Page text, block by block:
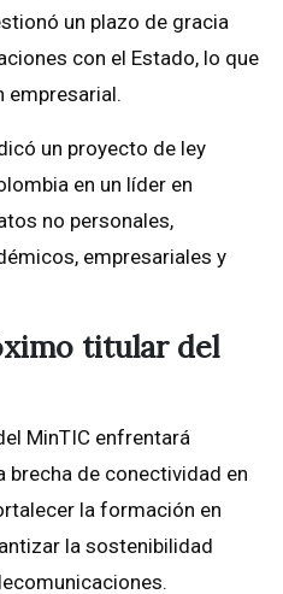
un plazo de gracia
con el Estado, lo que
empresarial.
un proyecto de ley
en un líder en
no personales,
empresariales y
titular del
MinTIC enfrentará
de conectividad en
la formación en
la sostenibilidad